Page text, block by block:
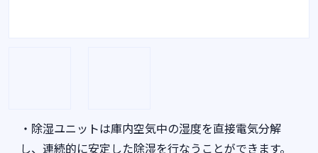
・除湿ユニットは庫内空気中の湿度を直接電気分解
し、連続的に安定した除湿を行なうことができます。